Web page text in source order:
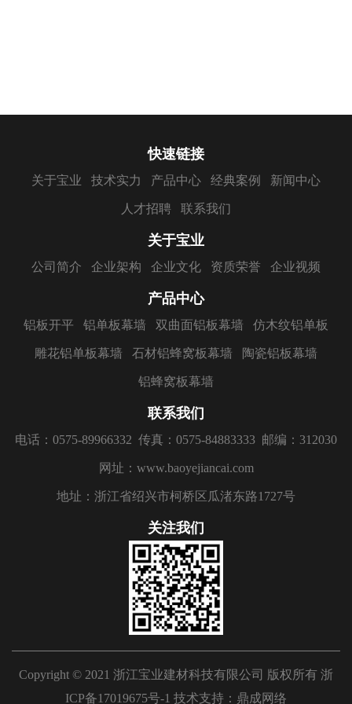
快速链接
关于宝业 技术实力 产品中心 经典案例 新闻中心
人才招聘 联系我们
关于宝业
公司简介 企业架构 企业文化 资质荣誉 企业视频
产品中心
铝板开平 铝单板幕墙 双曲面铝板幕墙 仿木纹铝单板
雕花铝单板幕墙 石材铝蜂窝板幕墙 陶瓷铝板幕墙
铝蜂窝板幕墙
联系我们
电话：0575-89966332 传真：0575-84883333 邮编：312030
网址：www.baoyejiancai.com
地址：浙江省绍兴市柯桥区瓜渚东路1727号
关注我们
Copyright © 2021 浙江宝业建材科技有限公司 版权所有 浙
ICP备17019675号-1 技术支持： 鼎成网络